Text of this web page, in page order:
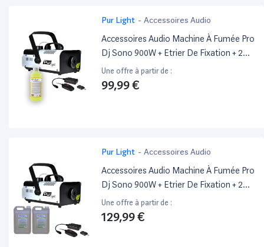
Pur Light - Accessoires Audio
Accessoires Audio Machine À Fumée Pro
Dj Sono 900W + Etrier De Fixation + 2
Télécommande +1L De Liquide Pur Light
Newark900
Une offre à partir de :
99,99 €
Pur Light - Accessoires Audio
Accessoires Audio Machine À Fumée Pro
Dj Sono 900W + Etrier De Fixation + 2
Télécommande +10L De Liquide Pur
Light Newark900
Une offre à partir de :
129,99 €